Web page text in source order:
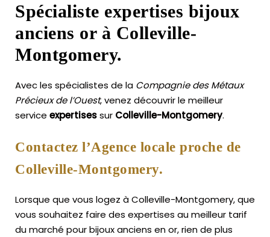
Spécialiste expertises bijoux
anciens or à Colleville-
Montgomery.
Avec les spécialistes de la Compagnie des Métaux
Précieux de l’Ouest, venez découvrir le meilleur
service expertisessur Colleville-Montgomery.
Contactez l’Agence locale proche de
Colleville-Montgomery.
Lorsque que vous logez à Colleville-Montgomery, que
vous souhaitez faire des expertises au meilleur tarif
du marché pour bijoux anciens en or, rien de plus